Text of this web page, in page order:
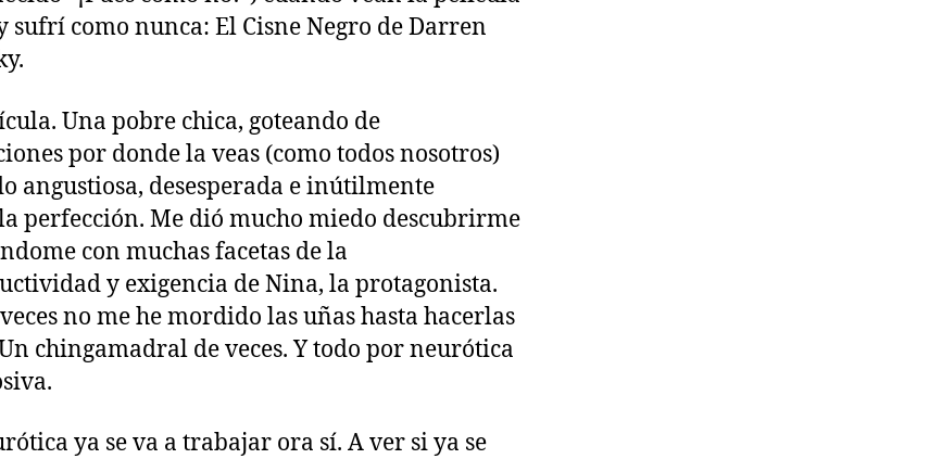
sufrí como nunca: El Cisne Negro de Darren
Una pobre chica, goteando de
por donde la veas (como todos nosotros)
angustiosa, desesperada e inútilmente
perfección. Me dió mucho miedo descubrirme
con muchas facetas de la
y exigencia de Nina, la protagonista.
no me he mordido las uñas hasta hacerlas
chingamadral de veces. Y todo por neurótica
ya se va a trabajar ora sí. A ver si ya se